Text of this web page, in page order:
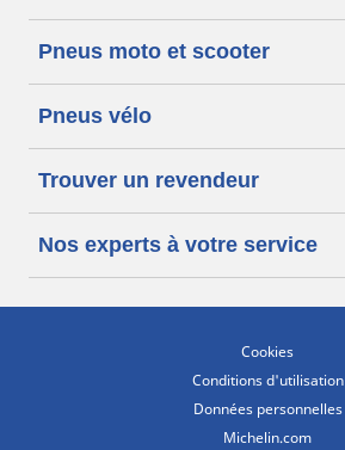
Pneus moto et scooter
Pneus vélo
Trouver un revendeur
Nos experts à votre service
Cookies
Conditions d'utilisation
Données personnelles
Michelin.com